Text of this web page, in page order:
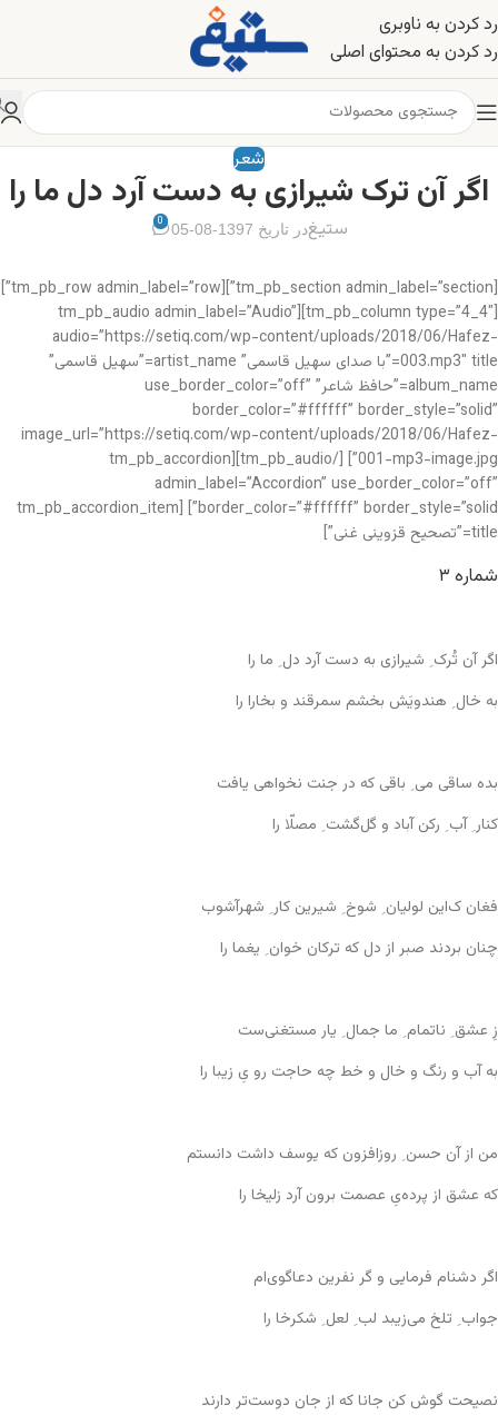
رد کردن به ناوبری
رد کردن به محتوای اصلی
شعر
اگر آن ترک شیرازی به دست آرد دل ما را
ستیغدر تاریخ 1397-08-05 0
[tm_pb_section admin_label=”section”][tm_pb_row admin_label=”row”]
[tm_pb_column type=”4_4″][tm_pb_audio admin_label=”Audio”
audio=”https://setiq.com/wp-content/uploads/2018/06/Hafez-
003.mp3″ title=”با صدای سهیل قاسمی” artist_name=”سهیل قاسمی”
album_name=”حافظ شاعر” use_border_color=”off”
border_color=”#ffffff” border_style=”solid”
image_url=”https://setiq.com/wp-content/uploads/2018/06/Hafez-
001-mp3-image.jpg”] [/tm_pb_audio][tm_pb_accordion
admin_label=”Accordion” use_border_color=”off”
border_color=”#ffffff” border_style=”solid”] [tm_pb_accordion_item
title=”تصحیح قزوینی غنی”]
شماره ۳
اگر آن تُرک ِ شیرازی به دست آرد دل ِ ما را
به خال ِ هندویَش بخشم سمرقند و بخارا را
بده ساقی می ِ باقی که در جنت نخواهی یافت
کنار ِ آب ِ رکن آباد و گل‌گشت ِ مصلّا را
فغان ک‌این لولیان ِ شوخ ِ شیرین کار ِ شهرآشوب
چنان بردند صبر از دل که ترکان خوان ِ یغما را
زِ عشق ِ ناتمام ِ ما جمال ِ یار مستغنی‌ست
به آب و رنگ و خال و خط چه حاجت رو یِ زیبا را
من از آن حسن ِ روزافزون که یوسف داشت دانستم
که عشق از پرده‌یِ عصمت برون آرد زلیخا را
اگر دشنام فرمایی و گر نفرین دعاگوی‌ام
جواب ِ تلخ می‌زیبد لب ِ لعل ِ شکرخا را
نصیحت گوش کن جانا که از جان دوست‌تر دارند